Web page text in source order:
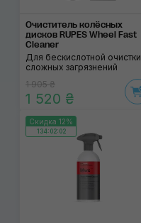
Очиститель колёсных
дисков RUPES Wheel Fast
Cleaner
Для бескислотной очистки
сложных загрязнений
1 905 ₴
1 520 ₴
Скидка 12%
134:02:02